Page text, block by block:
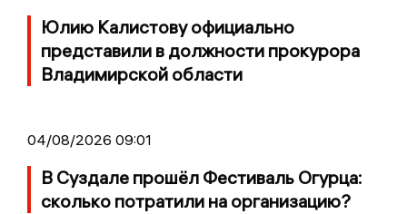
Юлию Калистову официально
представили в должности прокурора
Владимирской области
04/08/2026 09:01
В Суздале прошёл Фестиваль Огурца:
сколько потратили на организацию?